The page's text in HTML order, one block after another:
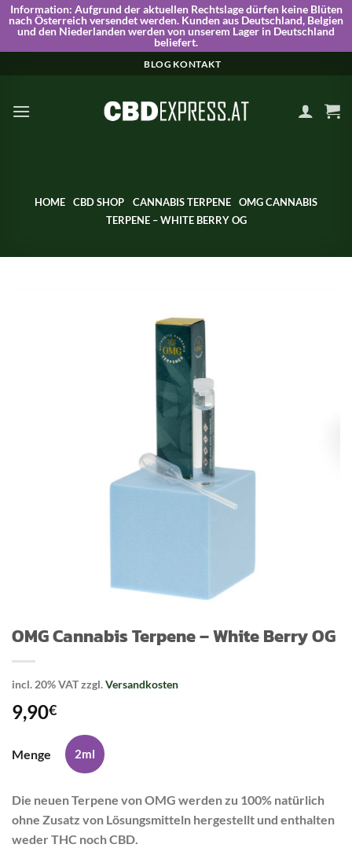
Information: Aufgrund der aktuellen Rechtslage dürfen keine Blüten
nach Österreich versendet werden. Kunden aus Deutschland, Belgien
und den Niederlanden werden von unserem Lager in Deutschland
beliefert.
BLOG KONTAKT
HOME CBD SHOP CANNABIS TERPENE
OMG CANNABIS
TERPENE – WHITE BERRY OG
OMG Cannabis Terpene – White Berry OG
incl. 20% VATzzgl.Versandkosten
9,90€
Menge 2ml
Die neuen Terpene von OMG werden zu 100% natürlich
ohne Zusatz von Lösungsmitteln hergestellt und enthalten
weder THC noch CBD.